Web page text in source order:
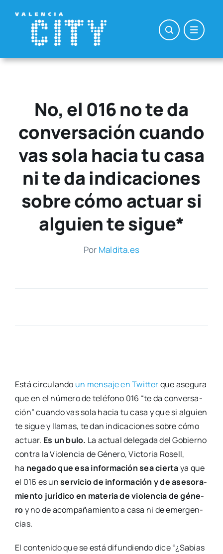
contenido
No, el 016 no te da
conversación cuando
vas sola hacia tu casa
ni te da indicaciones
sobre cómo actuar si
alguien te sigue*
Por Maldita.es
Está cir­cu­lan­do un men­sa­jeen Twit­terque ase­gu­ra
que en el núme­ro de telé­fono 016 “te da con­ver­sa­
ción” cuan­do vas sola hacia tu casa y que si alguien
te sigue y lla­mas, te dan indi­ca­cio­nes sobre cómo
actuar. Es un bulo. La actual dele­ga­da del Gobierno
con­tra la Vio­len­cia de Géne­ro, Vic­to­ria Rosell,
ha nega­do que esa infor­ma­ción sea cier­taya que
el 016 es unser­vi­cio de infor­ma­ción y de ase­so­ra­
mien­to jurí­di­co en mate­ria de vio­len­cia de géne­
roy no de acom­pa­ña­mien­to a casa ni de emer­gen­
cias.
El con­te­ni­do que se está difun­dien­do dice “¿Sabías